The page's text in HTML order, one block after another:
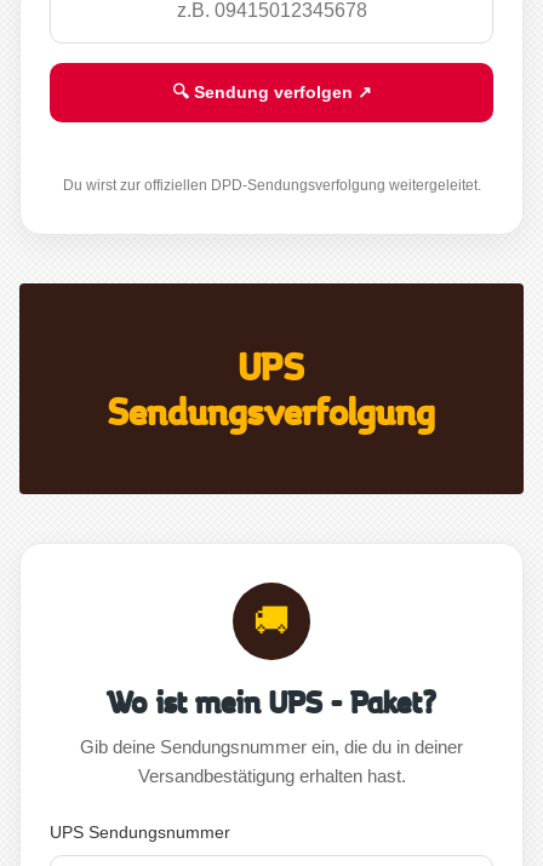
🔍 Sendung verfolgen ↗
Du wirst zur offiziellen DPD-Sendungsverfolgung weitergeleitet.
UPS
Sendungsverfolgung
🚚
Wo ist mein UPS - Paket?
Gib deine Sendungsnummer ein, die du in deiner
Versandbestätigung erhalten hast.
UPS Sendungsnummer